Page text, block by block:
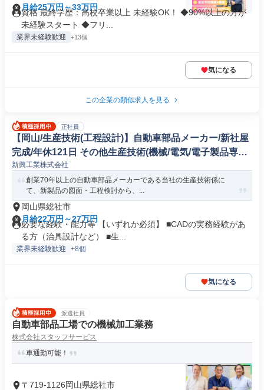
月給25万円～33万円
資格 最終学歴：高校卒業以上 未経験OK！ ◆90%以上の方が
未経験スタート ◆フリ...
業界未経験歓迎 +13個
気になる
この企業の類似求人を見る
正社員
【岡山/生産技術(工程設計)】自動車部品メーカー/新社屋
完成/年休121日 その他生産技術(機械/電気/電子製品専門
職)
新興工業株式会社
創業70年以上の自動車部品メーカーである当社の生産技術係に
て、新製品の図面・工程検討から、...
岡山県総社市
月給22万円～27万円
必要な経験・能力等 【いずれか必須】 ■CADの実務経験があ
る方（治具設計など） ■生...
業界未経験歓迎 +8個
気になる
派遣社員
自動車部品工場での機械加工業務
株式会社スタッフサービス
車通勤可能！
〒719-1126岡山県総社市